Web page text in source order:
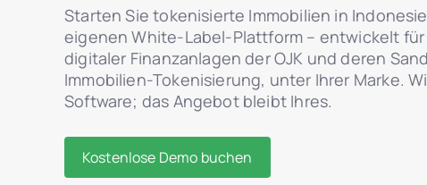
Starten Sie tokenisierte Immobilien in
eigenen White-Label-Plattform – entwickelt für
digitaler Finanzanlagen der OJK und deren
Immobilien-Tokenisierung, unter Ihrer Marke.
Software; das Angebot bleibt Ihres.
Kostenlose Demo buchen